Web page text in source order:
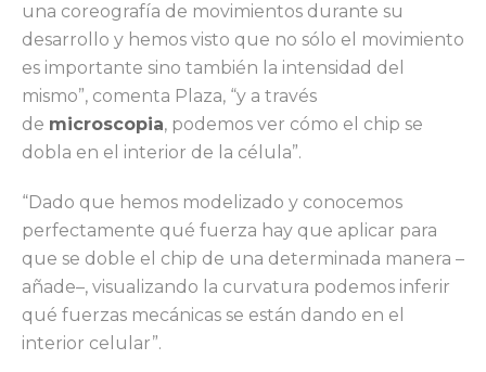
una coreografía de movimientos durante su
desarrollo y hemos visto que no sólo el movimiento
es importante sino también la intensidad del
mismo”, comenta Plaza, “y a través
de microscopia, podemos ver cómo el chip se
dobla en el interior de la célula”.
“Dado que hemos modelizado y conocemos
perfectamente qué fuerza hay que aplicar para
que se doble el chip de una determinada manera –
añade–, visualizando la curvatura podemos inferir
qué fuerzas mecánicas se están dando en el
interior celular”.